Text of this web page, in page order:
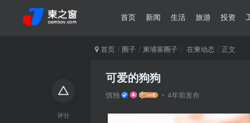
首页 新闻 生活 旅游 投资
评分
首页 圈子 柬埔寨圈子 在柬动态 正文
可爱的狗狗
慎独 4年前发布